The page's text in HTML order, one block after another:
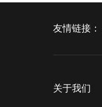
友情链接：
关于我们